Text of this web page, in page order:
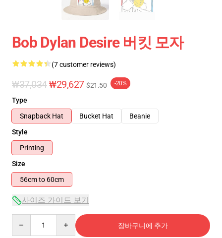
Bob Dylan Desire 버킷 모자
(7 customer reviews)
₩37,034₩29,627 $21.50 -20%
Type
Snapback Hat
Bucket Hat
Beanie
Style
Printing
Size
56cm to 60cm
사이즈 가이드 보기
장바구니에 추가